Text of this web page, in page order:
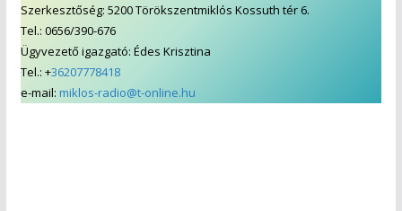
Szerkesztőség: 5200 Törökszentmiklós Kossuth tér 6.
Tel.: 0656/390-676
Ügyvezető igazgató: Édes Krisztina
Tel.: +36207778418
e-mail: miklos-radio@t-online.hu